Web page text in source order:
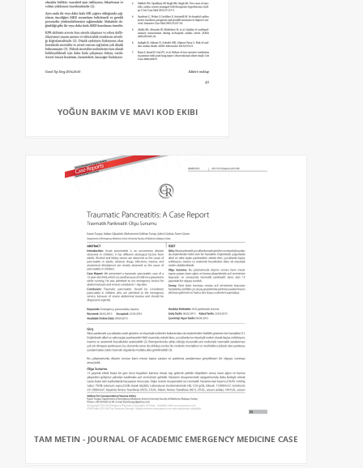
YOĞUN BAKIM VE MAVI KOD EKIBI
TAM METIN - JOURNAL OF ACADEMIC EMERGENCY MEDICINE CASE